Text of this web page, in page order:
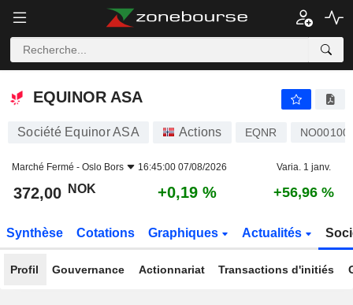
EQUINOR ASA
EQUINOR ASA
Société Equinor ASA Actions EQNR
Marché Fermé - Oslo Bors 16:45:00 07/08/2026 Varia. 1 janv.
372,00 NOK +0,19 % +56,96 %
Synthèse Cotations Graphiques Actualités
Profil Gouvernance Actionnariat Transactions d'initiés